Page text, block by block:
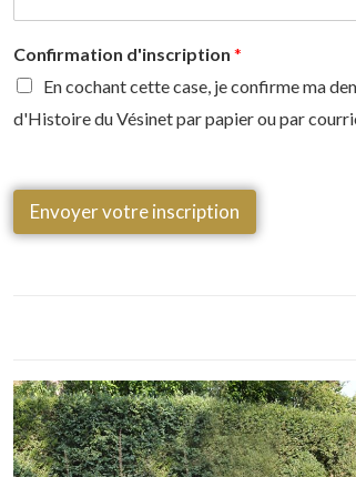
Confirmation d'inscription *
En cochant cette case, je confirme ma
d'Histoire du Vésinet par papier ou par
Envoyer votre inscription